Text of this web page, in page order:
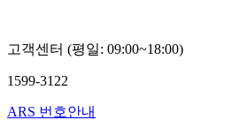
고객센터 (평일: 09:00~18:00)
1599-3122
ARS 번호안내